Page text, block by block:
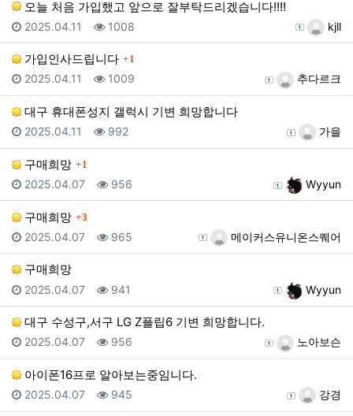
오늘 처음 가입했고 앞으로 잘부탁드리겠습니다!!!!
등록자 kjll
등록일
2025.04.11 조회
1008
가입인사드립니다 댓글
1
등록자 추다르크
등록일
2025.04.11 조회
1009
대구 휴대폰성지 갤럭시 기변 희망합니다
등록자 가을
등록일
2025.04.11 조회
992
구매희망 댓글
1
등록자 Wyyun
등록일
2025.04.07 조회
956
구매희망 댓글
3
등록자 메이커스유니온스퀘어
등록일
2025.04.07 조회
965
구매희망
등록자 Wyyun
등록일
2025.04.07 조회
941
대구 수성구,서구 LG Z플립6 기변 희망합니다.
등록자 노아보슨
등록일
2025.04.07 조회
956
아이폰16프로 알아보는중임니다.
등록자 강경
등록일
2025.04.07 조회
945